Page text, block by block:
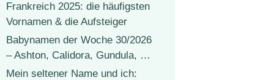
Frankreich 2025: die häufigsten
Vornamen & die Aufsteiger
Babynamen der Woche 30/2026
– Ashton, Calidora, Gundula, …
Mein seltener Name und ich: